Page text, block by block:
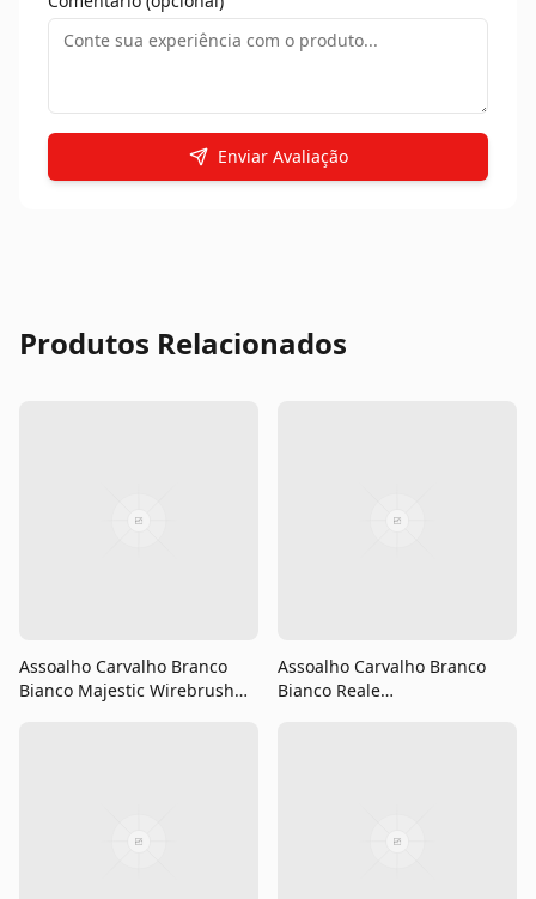
Enviar Avaliação
Produtos Relacionados
Assoalho Carvalho Branco
Bianco Majestic Wirebrush
Assoalho Carvalho Branco
Bianco Reale